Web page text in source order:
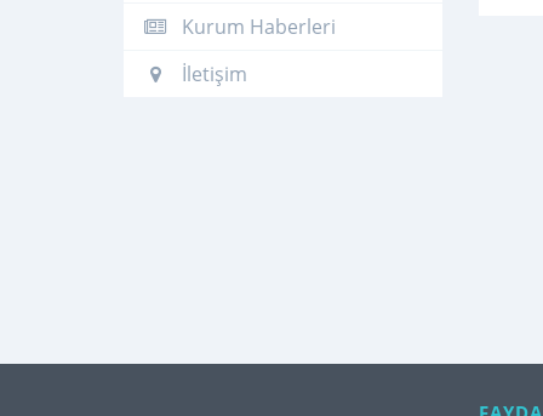
Kurum Haberleri
İletişim